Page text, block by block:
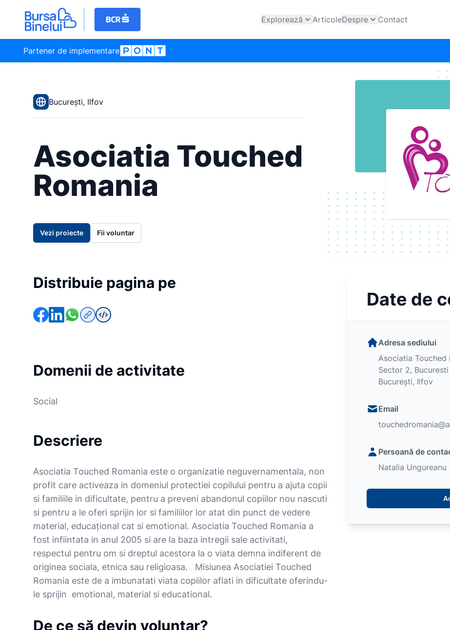
Explorează ArticoleDespre Contact
Partener de implementare
București, Ilfov
Asociatia Touched
Romania
Vezi proiecte Fii voluntar
Distribuie pagina pe
Domenii de activitate
Social
Descriere
Asociatia Touched Romania este o organizatie neguvernamentala, non
profit care activeaza in domeniul protectiei copilului pentru a ajuta copii
si familiile in dificultate, pentru a preveni abandonul copiilor nou nascuti
si pentru a le oferi sprijin lor si familiilor lor atat din punct de vedere
material, educaţional cat si emotional. Asociatia Touched Romania a
fost infiintata in anul 2005 si are la baza intregii sale activitati,
respectul pentru om si dreptul acestora la o viata demna indiferent de
originea sociala, etnica sau religioasa. Misiunea Asociatiei Touched
Romania este de a imbunatati viata copiilor aflati in dificultate oferindu-
le sprijin emotional, material si educational.
De ce să devin voluntar?
Date de
Adresa sediului
Asociatia Touched
Sector 2, Bucuresti
București, Ilfov
Email
Persoană de
Natalia Ungureanu